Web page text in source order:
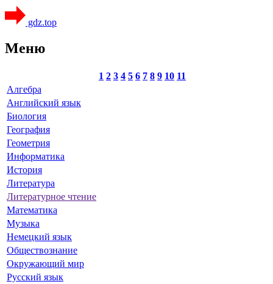
gdz.top
Меню
1 2 3 4 5 6 7 8 9 10 11
Алгебра
Английский язык
Биология
География
Геометрия
Информатика
История
Литература
Литературное чтение
Математика
Музыка
Немецкий язык
Обществознание
Окружающий мир
Русский язык